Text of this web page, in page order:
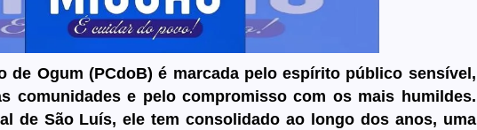
de Ogum (PCdoB) é marcada pelo espírito público sensível,
comunidades e pelo compromisso com os mais humildes.
de São Luís, ele tem consolidado ao longo dos anos, uma